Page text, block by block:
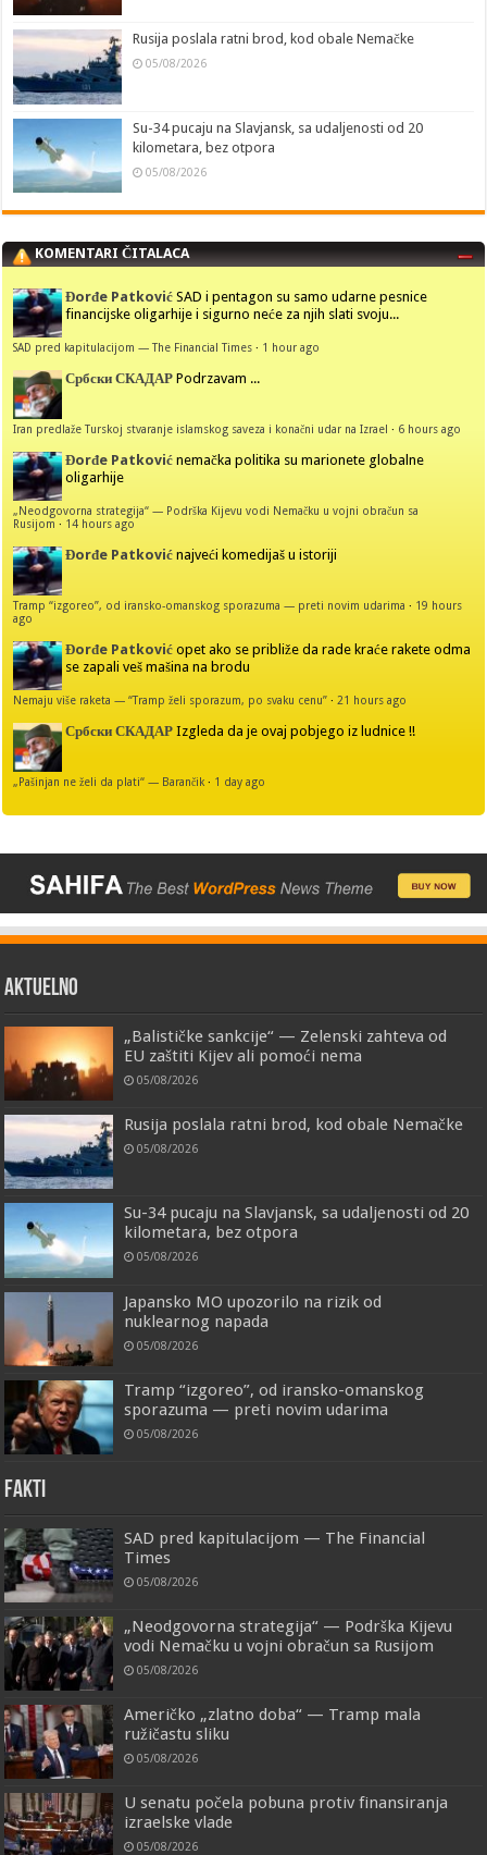
Rusija poslala ratni brod, kod obale Nemačke
05/08/2026
Su-34 pucaju na Slavjansk, sa udaljenosti od 20
kilometara, bez otpora
05/08/2026
KOMENTARI ČITALACA
Đorđe Patković SAD i pentagon su samo udarne pesnice
financijske oligarhije i sigurno neće za njih slati svoju...
SAD pred kapitulacijom — The Financial Times · 1 hour ago
Србски СКАДАР Podrzavam ...
Iran predlaže Turskoj stvaranje islamskog saveza i konačni udar na Izrael · 6 hours ago
Đorđe Patković nemačka politika su marionete globalne
oligarhije
„Neodgovorna strategija“ — Podrška Kijevu vodi Nemačku u vojni obračun sa
Rusijom · 14 hours ago
Đorđe Patković najveći komedijaš u istoriji
Tramp “izgoreo”, od iransko-omanskog sporazuma — preti novim udarima · 19 hours
ago
Đorđe Patković opet ako se približe da rade kraće rakete odma
se zapali veš mašina na brodu
Nemaju više raketa — “Tramp želi sporazum, po svaku cenu” · 21 hours ago
Србски СКАДАР Izgleda da je ovaj pobjego iz ludnice !!
„Pašinjan ne želi da plati“ — Barančik · 1 day ago
AKTUELNO
„Balističke sankcije“ — Zelenski zahteva od
EU zaštiti Kijev ali pomoći nema
05/08/2026
Rusija poslala ratni brod, kod obale Nemačke
05/08/2026
Su-34 pucaju na Slavjansk, sa udaljenosti od 20
kilometara, bez otpora
05/08/2026
Japansko MO upozorilo na rizik od
nuklearnog napada
05/08/2026
Tramp “izgoreo”, od iransko-omanskog
sporazuma — preti novim udarima
05/08/2026
FAKTI
SAD pred kapitulacijom — The Financial
Times
05/08/2026
„Neodgovorna strategija“ — Podrška Kijevu
vodi Nemačku u vojni obračun sa Rusijom
05/08/2026
Američko „zlatno doba“ — Tramp mala
ružičastu sliku
05/08/2026
U senatu počela pobuna protiv finansiranja
izraelske vlade
05/08/2026